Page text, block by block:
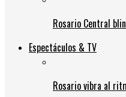
Rosario Central
Espectáculos & TV
Rosario vibra al